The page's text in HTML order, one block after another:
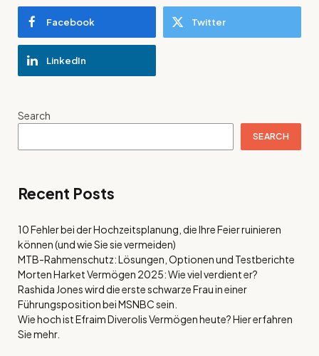
Facebook Twitter
LinkedIn
Search
SEARCH
Recent Posts
10 Fehler bei der Hochzeitsplanung, die Ihre Feier ruinieren
können (und wie Sie sie vermeiden)
MTB-Rahmenschutz: Lösungen, Optionen und Testberichte
Morten Harket Vermögen 2025: Wie viel verdient er?
Rashida Jones wird die erste schwarze Frau in einer
Führungsposition bei MSNBC sein.
Wie hoch ist Efraim Diverolis Vermögen heute? Hier erfahren
Sie mehr.